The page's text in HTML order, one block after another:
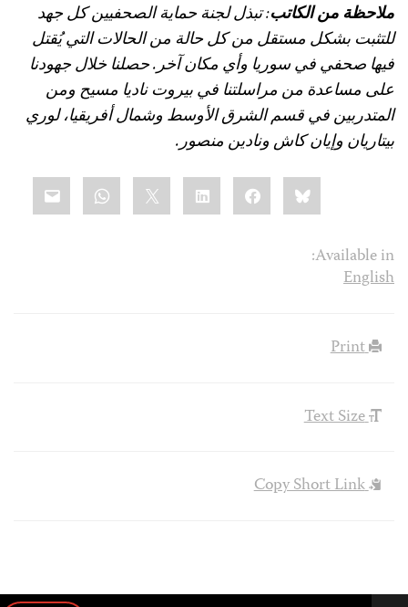
ملاحظة من الكاتب:تبذل لجنة حماية الصحفيين كل جهد
للتثبت بشكل مستقل من كل حالة من الحالات التي يُقتل
فيها صحفي في سوريا وأي مكان آخر. حصلنا خلال جهودنا
على مساعدة من مراسلتنا في بيروت ناديا مسيح ومن
المتدربين في قسم الشرق الأوسط وشمال أفريقيا، لوري
بيتاريان وإيان كاش ونادين منصور.
Bluesky
Facebook
LinkedIn
Available in:
English
Print
Text Size
Copy Short Link